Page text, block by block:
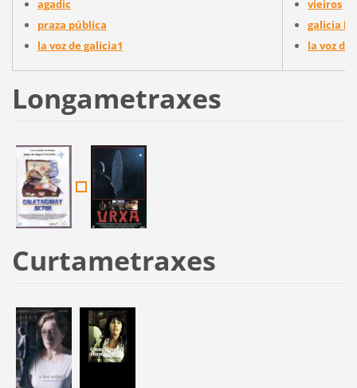
agadic
praza pública
la voz de galicia1
vieiros
galicia
la voz de
Longametraxes
Curtametraxes